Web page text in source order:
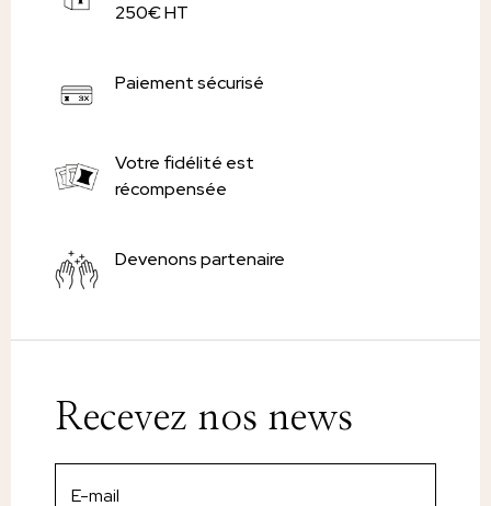
250€ HT
Paiement sécurisé
Votre fidélité est
récompensée
Devenons partenaire
Recevez nos news